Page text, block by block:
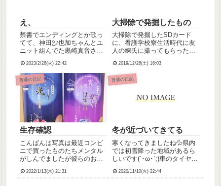
え、
禁書でエンディングとか歌っ
てて、神田沙也加ちゃんとユ
ニット組んでた黒崎真音さ
ぎる。どうか安らかに。
2023/2/28(火) 22:42
大掃除で発掘したもの
大掃除で発掘したSDカード
に、看護学校寮生活時代に友
人の練氏に撮ってもらったで
らネギをくるくる回している
動画や、お布団と一緒に干さ
れてる写真が入ってて、自分
からなすぎて笑ってしまった
2019/12/28(土) 16:03
普通の日記
生存確認
こんばんは写真は最近コンビ
ニで買ったものたちメンタル
がしんでましたが彼らのおか
とうらぶのチューハイは最寄
2022/1/13(木) 21:31
普通の日記
冬が近づいてきてる
寒くなってきましたね💦県内
では初雪降った地域があるら
しいです(´･ω･`;)車のタイヤ交
っちではまだ降んないでくれ
2020/11/10(火) 22:44